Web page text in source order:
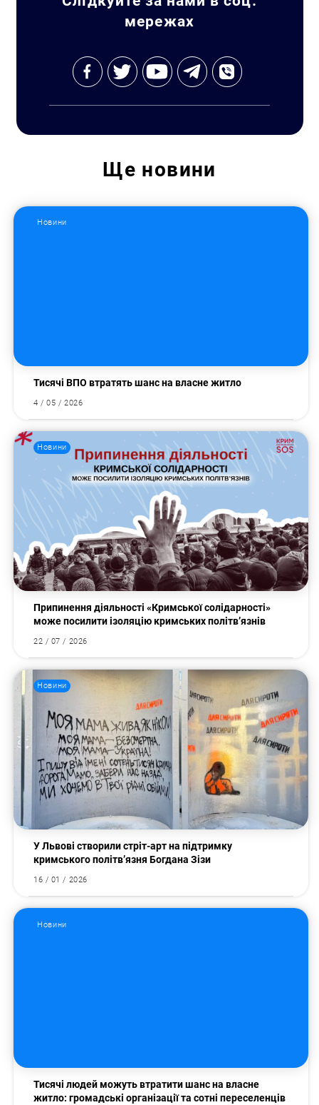
мережах
Ще новини
Новини
Тисячі ВПО втратять шанс на власне житло
4 / 05 / 2026
Новини
Припинення діяльності «Кримської солідарності»
може посилити ізоляцію кримських політв’язнів
22 / 07 / 2026
Новини
У Львові створили стріт-арт на підтримку
кримського політв’язня Богдана Зізи
16 / 01 / 2026
Новини
Тисячі людей можуть втратити шанс на власне
житло: громадські організації та сотні переселенців